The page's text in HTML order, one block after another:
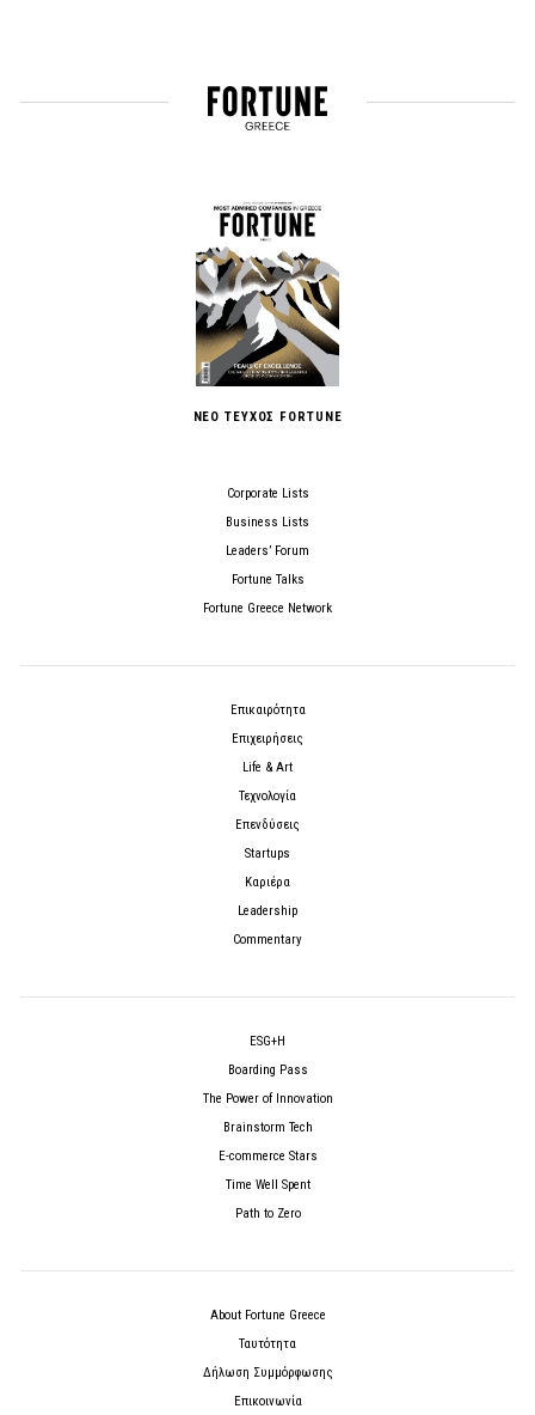
ΝΕΟ ΤΕΥΧΟΣ FORTUNE
Corporate Lists
Business Lists
Leaders’ Forum
Fortune Talks
Fortune Greece Network
Επικαιρότητα
Επιχειρήσεις
Life & Art
Τεχνολογία
Επενδύσεις
Startups
Καριέρα
Leadership
Commentary
ESG+H
Boarding Pass
The Power of Innovation
Brainstorm Tech
E-commerce Stars
Time Well Spent
Path to Zero
About Fortune Greece
Ταυτότητα
Δήλωση Συμμόρφωσης
Επικοινωνία